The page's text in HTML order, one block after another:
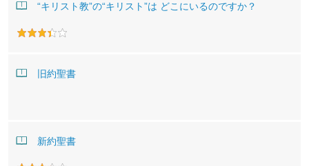
“キリスト教”の“キリスト”は どこにいるのですか？
旧約聖書
新約聖書